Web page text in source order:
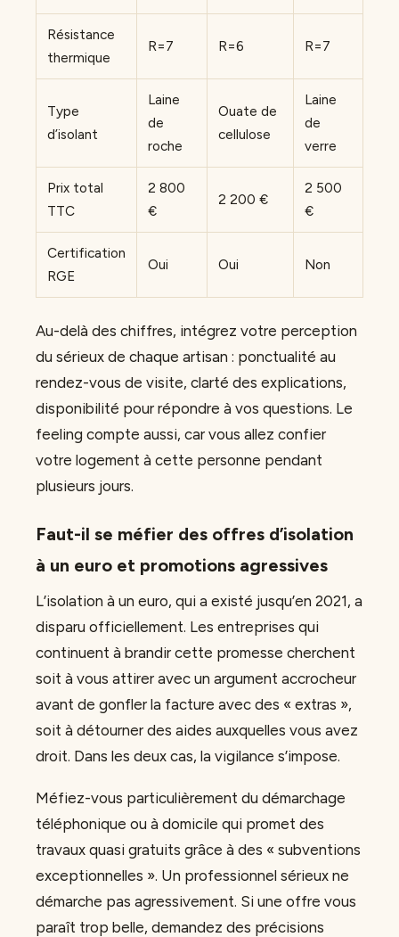
Résistance
thermique
R=7 R=6 R=7
Type
d’isolant
Laine
de
roche
Ouate de
cellulose
Laine
de
verre
Prix total
TTC
2 800
€
2 200 €
2 500
€
Certification
RGE
Oui Oui Non
Au-delà des chiffres, intégrez votre perception
du sérieux de chaque artisan : ponctualité au
rendez-vous de visite, clarté des explications,
disponibilité pour répondre à vos questions. Le
feeling compte aussi, car vous allez confier
votre logement à cette personne pendant
plusieurs jours.
Faut-il se méfier des offres d’isolation
à un euro et promotions agressives
L’isolation à un euro, qui a existé jusqu’en 2021, a
disparu officiellement. Les entreprises qui
continuent à brandir cette promesse cherchent
soit à vous attirer avec un argument accrocheur
avant de gonfler la facture avec des « extras »,
soit à détourner des aides auxquelles vous avez
droit. Dans les deux cas, la vigilance s’impose.
Méfiez-vous particulièrement du démarchage
téléphonique ou à domicile qui promet des
travaux quasi gratuits grâce à des « subventions
exceptionnelles ». Un professionnel sérieux ne
démarche pas agressivement. Si une offre vous
paraît trop belle, demandez des précisions